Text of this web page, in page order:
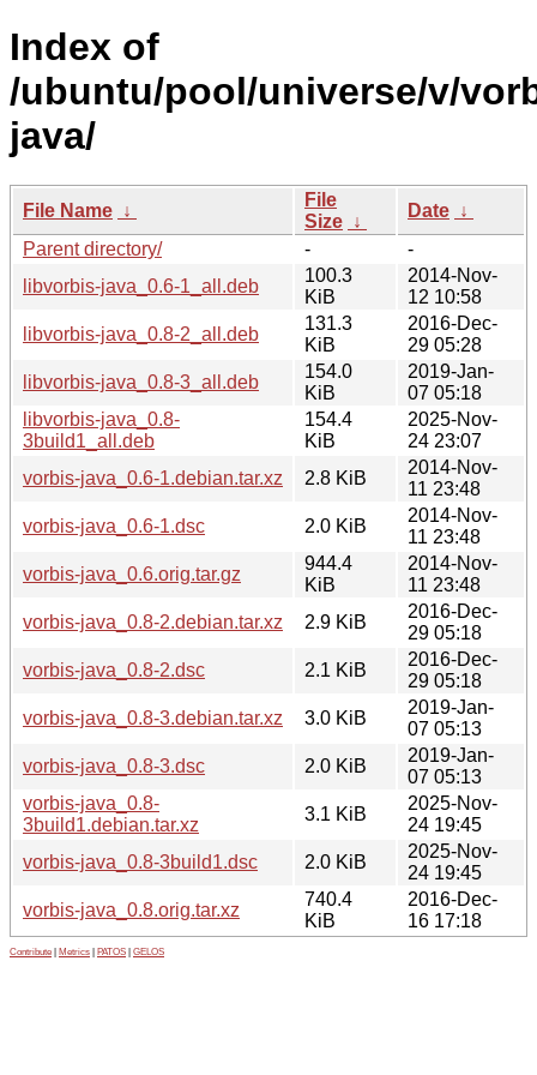
Index of
/ubuntu/pool/universe/v/
java/
File Name ↓
File
Size ↓
Date ↓
Parent directory/
-
-
libvorbis-java_0.6-1_all.deb
100.3
KiB
2014-Nov-
12 10:58
libvorbis-java_0.8-2_all.deb
131.3
KiB
2016-Dec-
29 05:28
libvorbis-java_0.8-3_all.deb
154.0
KiB
2019-Jan-
07 05:18
libvorbis-java_0.8-
3build1_all.deb
154.4
KiB
2025-Nov-
24 23:07
vorbis-java_0.6-1.debian.tar.xz
2.8 KiB
2014-Nov-
11 23:48
vorbis-java_0.6-1.dsc
2.0 KiB
2014-Nov-
11 23:48
vorbis-java_0.6.orig.tar.gz
944.4
KiB
2014-Nov-
11 23:48
vorbis-java_0.8-2.debian.tar.xz
2.9 KiB
2016-Dec-
29 05:18
vorbis-java_0.8-2.dsc
2.1 KiB
2016-Dec-
29 05:18
vorbis-java_0.8-3.debian.tar.xz
3.0 KiB
2019-Jan-
07 05:13
vorbis-java_0.8-3.dsc
2.0 KiB
2019-Jan-
07 05:13
vorbis-java_0.8-
3build1.debian.tar.xz
3.1 KiB
2025-Nov-
24 19:45
vorbis-java_0.8-3build1.dsc
2.0 KiB
2025-Nov-
24 19:45
vorbis-java_0.8.orig.tar.xz
740.4
KiB
2016-Dec-
16 17:18
Contribute Metrics PATOS GELOS